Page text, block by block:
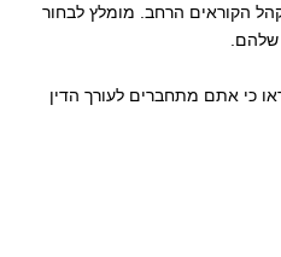
הקוראים הרחב. מומלץ לבחור
שלהם.
כי אתם מתחברים לעורך הדין